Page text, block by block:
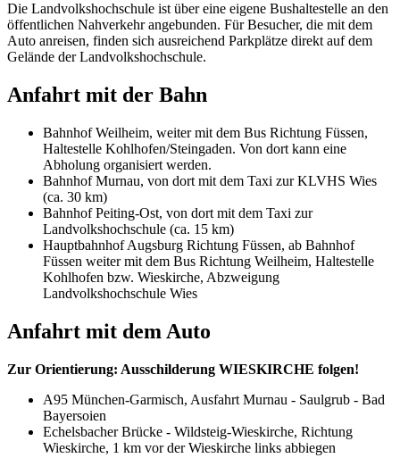
Die Landvolkshochschule ist über eine eigene Bushaltestelle an den
öffentlichen Nahverkehr angebunden. Für Besucher, die mit dem
Auto anreisen, finden sich ausreichend Parkplätze direkt auf dem
Gelände der Landvolkshochschule.
Anfahrt mit der Bahn
Bahnhof Weilheim, weiter mit dem Bus Richtung Füssen,
Haltestelle Kohlhofen/Steingaden. Von dort kann eine
Abholung organisiert werden.
Bahnhof Murnau, von dort mit dem Taxi zur KLVHS Wies
(ca. 30 km)
Bahnhof Peiting-Ost, von dort mit dem Taxi zur
Landvolkshochschule (ca. 15 km)
Hauptbahnhof Augsburg Richtung Füssen, ab Bahnhof
Füssen weiter mit dem Bus Richtung Weilheim, Haltestelle
Kohlhofen bzw. Wieskirche, Abzweigung
Landvolkshochschule Wies
Anfahrt mit dem Auto
Zur Orientierung: Ausschilderung WIESKIRCHE folgen!
A95 München-Garmisch, Ausfahrt Murnau - Saulgrub - Bad
Bayersoien
Echelsbacher Brücke - Wildsteig-Wieskirche, Richtung
Wieskirche, 1 km vor der Wieskirche links abbiegen